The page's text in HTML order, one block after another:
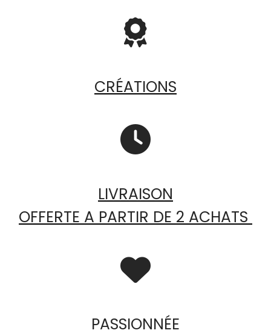

CRÉATIONS

LIVRAISON
OFFERTE A PARTIR DE 2 ACHATS

PASSIONNÉE